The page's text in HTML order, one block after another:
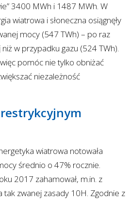
3400 MWh i 1487 MWh. W
wiatrowa i słoneczna osiągnęły
mocy (547 TWh) – po raz
w przypadku gazu (524 TWh).
pomóc nie tylko obniżać
niezależność
restrykcyjnym
wiatrowa notowała
średnio o 47% rocznie.
2017 zahamował, m.in. z
zwanej zasady 10H. Zgodnie z